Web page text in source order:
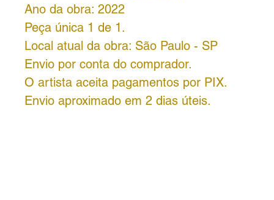
Ano da obra: 2022
Peça única 1 de 1.
Local atual da obra: São Paulo - SP
Envio por conta do comprador.
O artista aceita pagamentos por PIX.
Envio aproximado em 2 dias úteis.